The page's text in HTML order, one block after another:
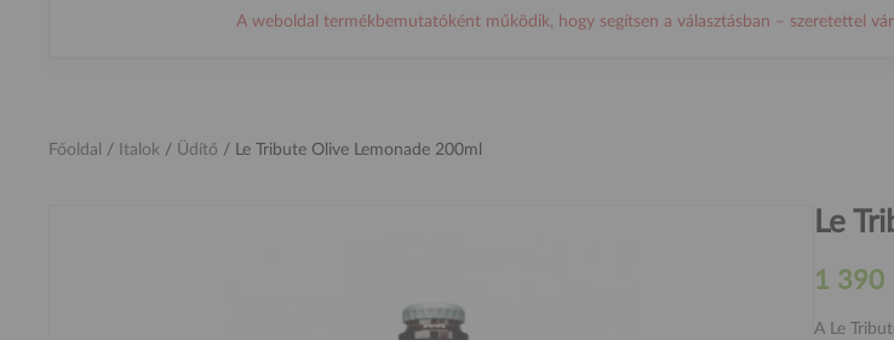
A weboldal termékbemutatóként működik, hogy segítsen a választásban – szeretettel
Főoldal / Italok / Üdítő / Le Tribute Olive Lemonade 200ml
Le
1 390
A Le